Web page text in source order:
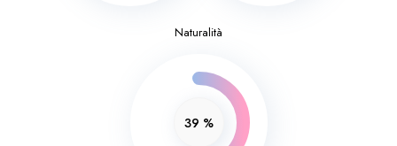
Naturalità
39 %